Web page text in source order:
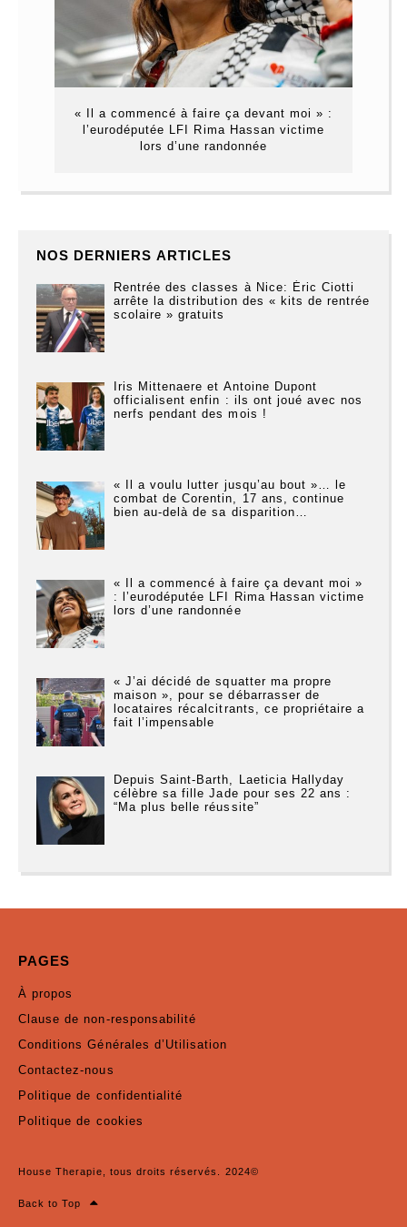
« Il a commencé à faire ça devant moi » :
l’eurodéputée LFI Rima Hassan victime
lors d’une randonnée
NOS DERNIERS ARTICLES
Rentrée des classes à Nice: Éric Ciotti
arrête la distribution des « kits de rentrée
scolaire » gratuits
Iris Mittenaere et Antoine Dupont
officialisent enfin : ils ont joué avec nos
nerfs pendant des mois !
« Il a voulu lutter jusqu’au bout »… le
combat de Corentin, 17 ans, continue
bien au-delà de sa disparition…
« Il a commencé à faire ça devant moi »
: l’eurodéputée LFI Rima Hassan victime
lors d’une randonnée
« J’ai décidé de squatter ma propre
maison », pour se débarrasser de
locataires récalcitrants, ce propriétaire a
fait l’impensable
Depuis Saint-Barth, Laeticia Hallyday
célèbre sa fille Jade pour ses 22 ans :
“Ma plus belle réussite”
PAGES
À propos
Clause de non-responsabilité
Conditions Générales d’Utilisation
Contactez-nous
Politique de confidentialité
Politique de cookies
House Therapie, tous droits réservés. 2024©
Back to Top